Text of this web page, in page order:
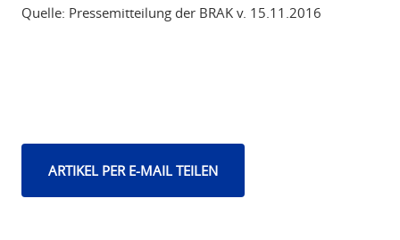
Quelle: Pressemitteilung der BRAK v. 15.11.2016
ARTIKEL PER E-MAIL TEILEN